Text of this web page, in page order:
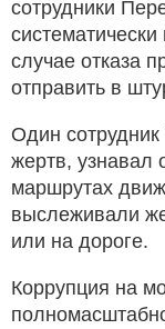
сотрудники
случае отказа
отправить в
Один
жертв, узнавал
маршрутах
выслеживали
или на дороге.
Коррупция на